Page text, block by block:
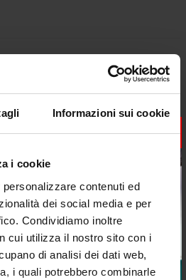
×
Informazioni sui cookie
i cookie
contenuti ed
dei social media e per
Condividiamo inoltre
cui utilizza il nostro sito con i
di analisi dei dati web,
i quali potrebbero combinarle
precisi , e prezzi top!!!